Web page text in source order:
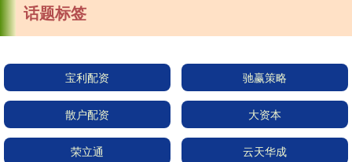
话题标签
宝利配资 驰赢策略
散户配资 大资本
荣立通 云天华成